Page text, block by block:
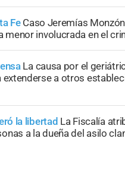
Fe Caso Jeremías
menor involucrada en el
La causa por el
extenderse a otros
la libertad La Fiscalía
a la dueña del asilo